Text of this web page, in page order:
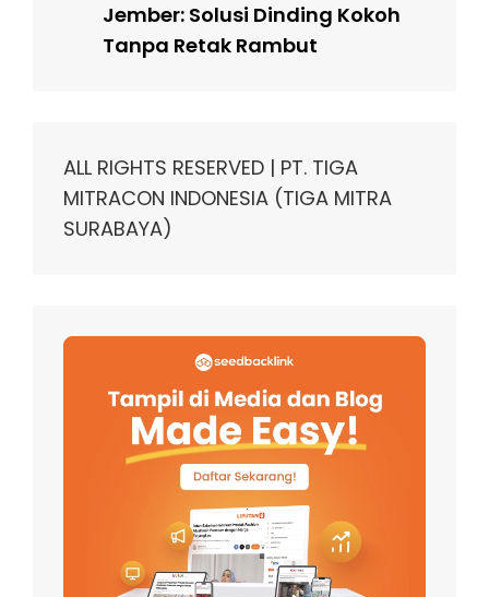
Jember: Solusi Dinding Kokoh
Tanpa Retak Rambut
ALL RIGHTS RESERVED | PT. TIGA
MITRACON INDONESIA (TIGA MITRA
SURABAYA)